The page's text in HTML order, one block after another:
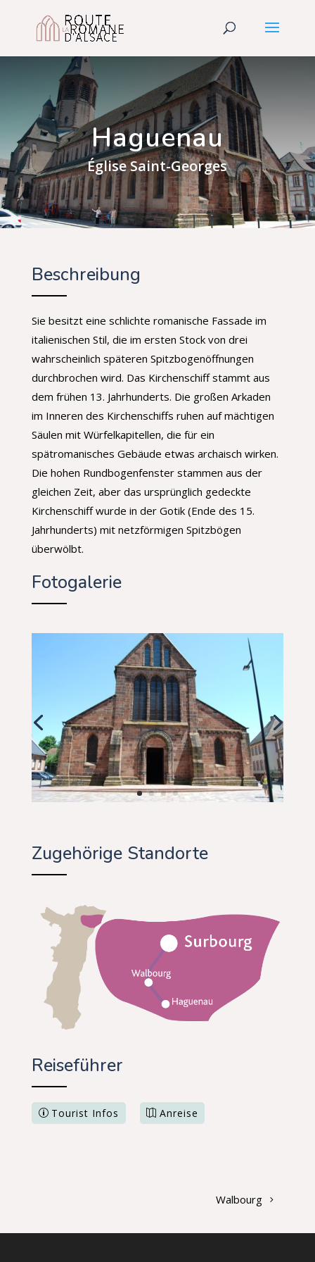
Haguenau
Église Saint-Georges
Beschreibung
Sie besitzt eine schlichte romanische Fassade im
italienischen Stil, die im ersten Stock von drei
wahrscheinlich späteren Spitzbogenöffnungen
durchbrochen wird. Das Kirchenschiff stammt aus
dem frühen 13. Jahrhunderts. Die großen Arkaden
im Inneren des Kirchenschiffs ruhen auf mächtigen
Säulen mit Würfelkapitellen, die für ein
spätromanisches Gebäude etwas archaisch wirken.
Die hohen Rundbogenfenster stammen aus der
gleichen Zeit, aber das ursprünglich gedeckte
Kirchenschiff wurde in der Gotik (Ende des 15.
Jahrhunderts) mit netzförmigen Spitzbögen
überwölbt.
Fotogalerie
Zugehörige Standorte
Reiseführer
Tourist Infos Anreise
Walbourg